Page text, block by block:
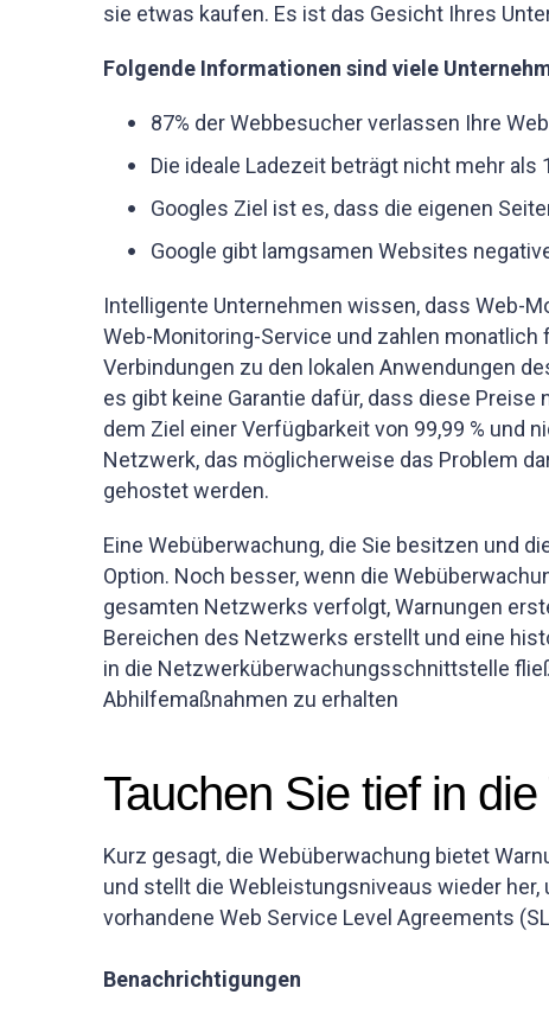
sie etwas kaufen. Es ist das Gesicht Ihres
Folgende Informationen sind viele
87% der Webbesucher verlassen Ihre
Die ideale Ladezeit beträgt nicht mehr als
Googles Ziel ist es, dass die eigenen
Google gibt lamgsamen Websites
Intelligente Unternehmen wissen, dass Web-
Web-Monitoring-Service und zahlen
Verbindungen zu den lokalen Anwendungen
es gibt keine Garantie dafür, dass diese
dem Ziel einer Verfügbarkeit von 99,99 % und
Netzwerk, das möglicherweise das Problem
gehostet werden.
Eine Webüberwachung, die Sie besitzen und
Option. Noch besser, wenn die
gesamten Netzwerks verfolgt, Warnungen
Bereichen des Netzwerks erstellt und eine
in die Netzwerküberwachungsschnittstelle
Abhilfemaßnahmen zu erhalten
Tauchen Sie tief in
Kurz gesagt, die Webüberwachung bietet
und stellt die Webleistungsniveaus wieder
vorhandene Web Service Level Agreements
Benachrichtigungen